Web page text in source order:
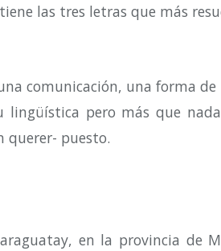
las tres letras que más
comunicación, una forma
lingüística pero más que
querer- puesto.
en la provincia de